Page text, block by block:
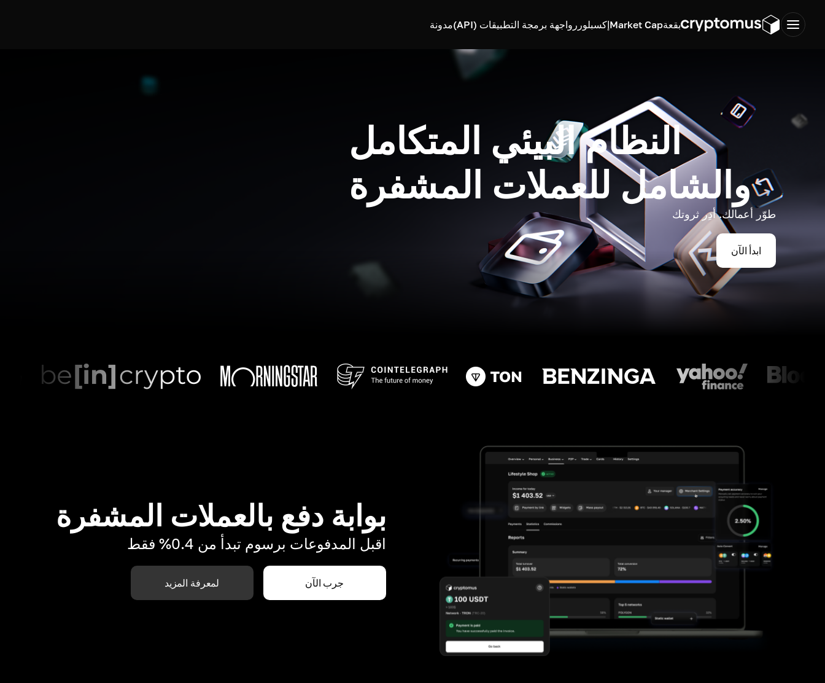
بقعةMarket Capإكسبلورر واجهة برمجة التطبيقات (API) مدونة
النظام البيئي المتكامل
والشامل للعملات المشفرة
طوّر أعمالك. أدِر ثروتك
ابدأ الآن
بوابة دفع بالعملات المشفرة
اقبل المدفوعات برسوم تبدأ من 0.4% فقط
جرب الآن لمعرفة المزيد